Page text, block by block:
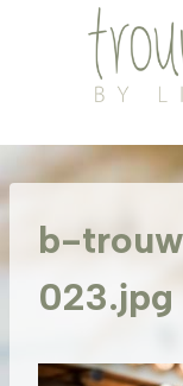
b-
023.jpg